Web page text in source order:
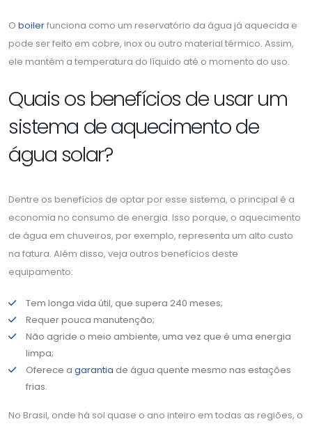
O boilerfunciona como um reservatório da água já aquecida e
pode ser feito em cobre, inox ou outro material térmico. Assim,
ele mantém a temperatura do líquido até o momento do uso.
Quais os benefícios de usar um
sistema de aquecimento de
água solar?
Dentre os benefícios de optar por esse sistema, o principal é a
economia no consumo de energia. Isso porque, o aquecimento
de água em chuveiros, por exemplo, representa um alto custo
na fatura. Além disso, veja outros benefícios deste
equipamento:
Tem longa vida útil, que supera 240 meses;
Requer pouca manutenção;
Não agride o meio ambiente, uma vez que é uma energia
limpa;
Oferece a garantia de água quente mesmo nas estações
frias.
No Brasil, onde há sol quase o ano inteiro em todas as regiões, o